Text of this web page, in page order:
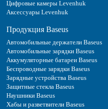
Цифровые камеры Levenhuk
Аксессуары Levenhuk
Продукция Baseus
Автомобильные держатели Baseus
Автомобильные зарядки Baseus
Аккумуляторные батареи Baseus
Беспроводные зарядки Baseus
Зарядные устройства Baseus
Защитные стекла Baseus
Наушники Baseus
Хабы и разветвители Baseus